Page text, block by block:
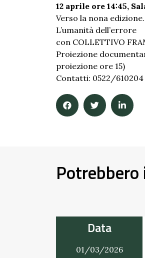
12 aprile ore 14:45,
Verso la nona
L’umanità dell’errore
con COLLETTIVO
Proiezione
proiezione ore 15)
Contatti: 0522/610204
Data
01/03/2026